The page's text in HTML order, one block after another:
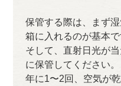
保管する際は、まず
箱に入れるのが基本で
そして、直射日光が
に保管してください。
年に1〜2回、空気が